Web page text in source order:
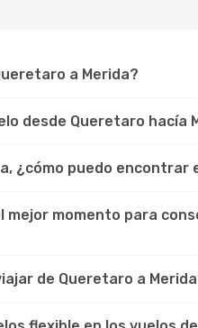
a Merida?
desde Queretaro hacía
¿cómo puedo encontrar
mejor momento para
de Queretaro a